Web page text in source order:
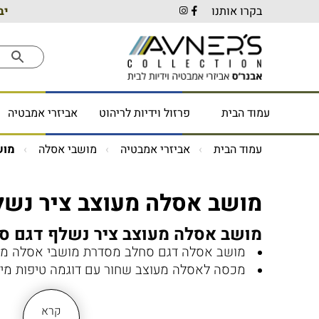
בקרו אותנו
עמוד הבית פרזול וידיות לריהוט אביזרי אמבטיה
עמוד הבית אביזרי אמבטיה מושבי אסלה
מושב אסלה מעוצב ציר
מושב אסלה מעוצב ציר נשלף דגם
מושב אסלה דגם סחלב מסדרת מושבי אסלה
מכסה לאסלה מעוצב שחור עם דוגמה טיפות
קרא